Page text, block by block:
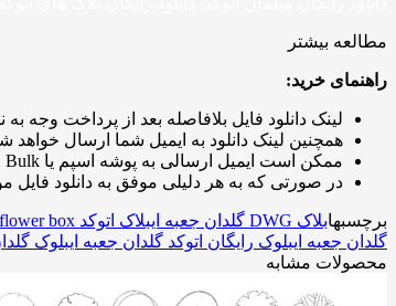
مطالعه بیشتر
راهنمای خرید:
لینک دانلود فایل بلافاصله بعد از پرداخت وجه
همچنین لینک دانلود به ایمیل شما ارسال خواهد
ممکن است ایمیل ارسالی به پوشه اسپم یا Bulk ایمیل شما ارسال شده باشد.
در صورتی که به هر دلیلی موفق به دانلود فایل
برچسبهابلاک DWG گلدان جعبه ای بلاک اتوکد flower box
گلدان جعبه ایبلوک رایگان اتوکد گلدان جعبه ایبلوک
محصولات مشابه